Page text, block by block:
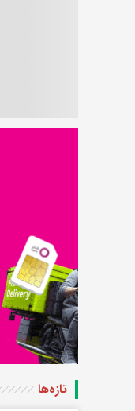
تازه‌ها